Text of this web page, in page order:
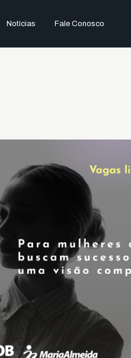
Notícias Fale Conosco